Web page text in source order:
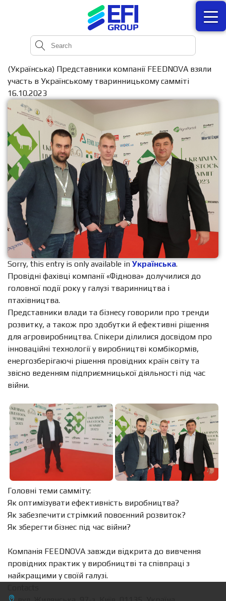
(Українська) Представники компанії FEEDNOVA взяли
участь в Українському тваринницькому самміті
16.10.2023
Sorry, this entry is only available in Українська.
Провідні фахівці компанії «Фіднова» долучилися до
головної події року у галузі тваринництва і
птахівництва.
Представники влади та бізнесу говорили про тренди
розвитку, а також про здобутки й ефективні рішення
для агровиробництва. Спікери ділилися досвідом про
інноваційні технології у виробництві комбікормів,
енергозберігаючі рішення провідних країн світу та
звісно веденням підприємницької діяльності під час
війни.
Головні теми самміту:
Як оптимізувати ефективність виробництва?
Як забезпечити стрімкий повоєнний розвиток?
Як зберегти бізнес під час війни?
Компанія FEEDNOVA завжди відкрита до вивчення
провідних практик у виробництві та співпраці з
найкращими у своїй галузі.